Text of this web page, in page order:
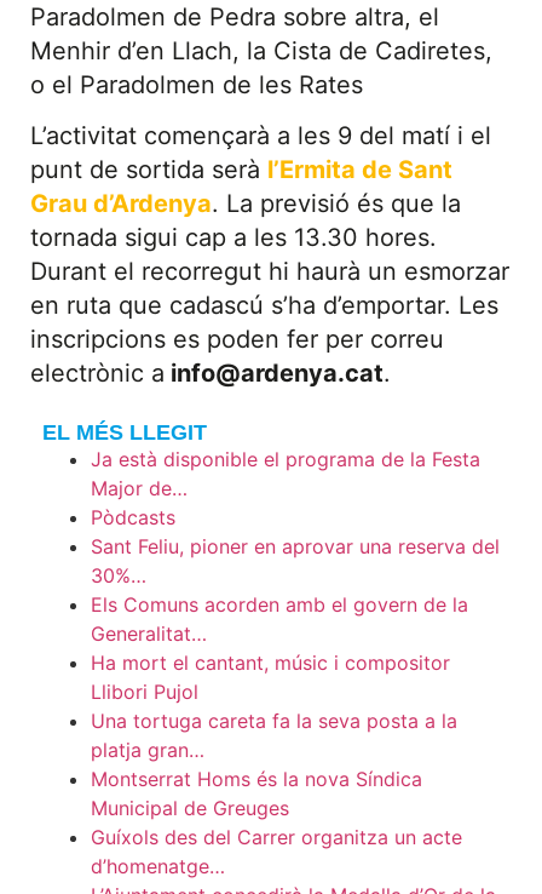
Paradolmen de Pedra sobre altra, el
Menhir d’en Llach, la Cista de Cadiretes,
o el Paradolmen de les Rates
L’activitat començarà a les 9 del matí i el
punt de sortida serà l’Ermita de Sant
Grau d’Ardenya. La previsió és que la
tornada sigui cap a les 13.30 hores.
Durant el recorregut hi haurà un esmorzar
en ruta que cadascú s’ha d’emportar. Les
inscripcions es poden fer per correu
electrònic a info@ardenya.cat.
EL MÉS LLEGIT
Ja està disponible el programa de la Festa
Major de…
Pòdcasts
Sant Feliu, pioner en aprovar una reserva del
30%…
Els Comuns acorden amb el govern de la
Generalitat…
Ha mort el cantant, músic i compositor
Llibori Pujol
Una tortuga careta fa la seva posta a la
platja gran…
Montserrat Homs és la nova Síndica
Municipal de Greuges
Guíxols des del Carrer organitza un acte
d’homenatge…